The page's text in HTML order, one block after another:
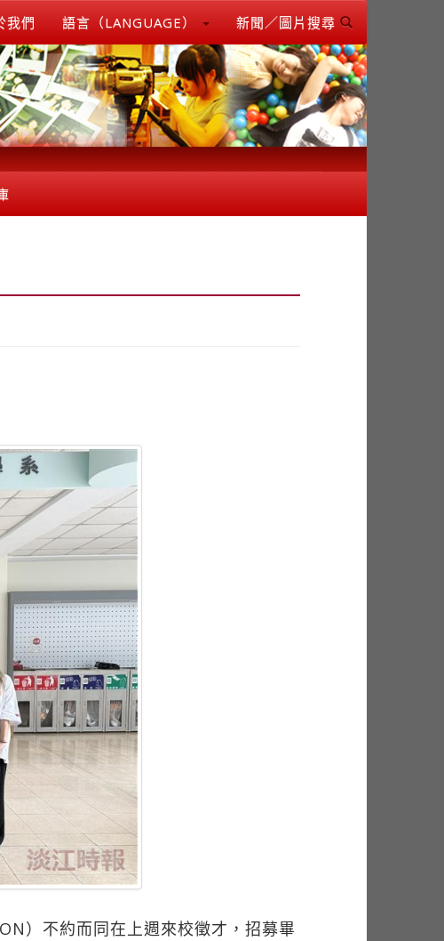
我們 語言（LANGUAGE） 新聞／圖片搜尋
）不約而同在上週來校徵才，招募畢